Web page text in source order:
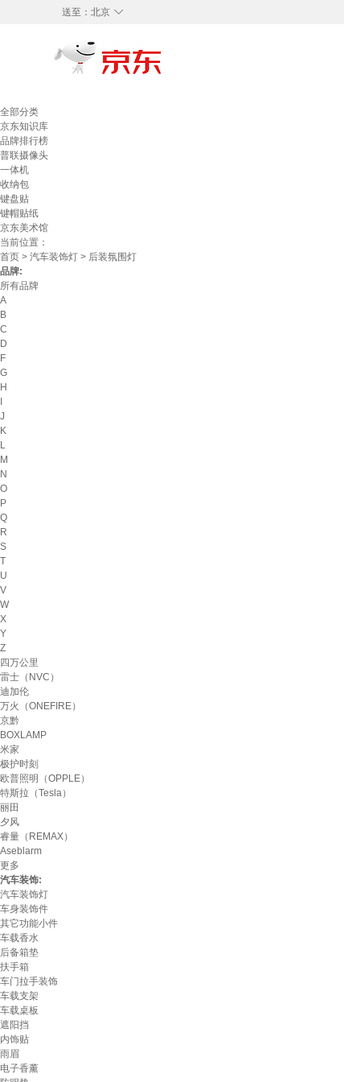
◇
送至： 北京
全部分类
京东知识库
品牌排行榜
普联摄像头
一体机
收纳包
键盘贴
键帽贴纸
京东美术馆
当前位置：
首页 > 汽车装饰灯 > 后装氛围灯
品牌:
所有品牌
A
B
C
D
F
G
H
J
K
L
M
N
O
P
Q
R
S
T
U
V
W
X
Y
Z
四万公里
雷士（NVC）
迪加伦
万火（ONEFIRE）
京黔
BOXLAMP
米家
极护时刻
欧普照明（OPPLE）
特斯拉（Tesla）
丽田
夕风
睿量（REMAX）
Aseblarm
更多
汽车装饰:
汽车装饰灯
车身装饰件
其它功能小件
车载香水
后备箱垫
扶手箱
车门拉手装饰
车载支架
车载桌板
遮阳挡
内饰贴
雨眉
电子香薰